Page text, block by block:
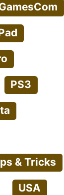
PS3
& Tricks
USA